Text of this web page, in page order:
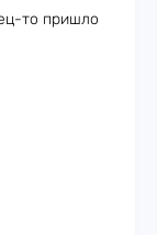
то пришло